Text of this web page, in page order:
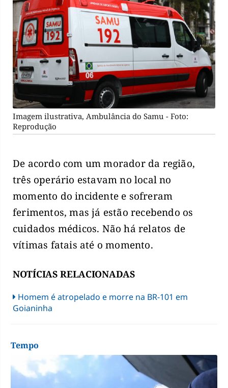
Imagem ilustrativa, Ambulância do Samu - Foto:
Reprodução
De acordo com um morador da região,
três operário estavam no local no
momento do incidente e sofreram
ferimentos, mas já estão recebendo os
cuidados médicos. Não há relatos de
vítimas fatais até o momento.
NOTÍCIAS RELACIONADAS
Homem é atropelado e morre na BR-101 em
Goianinha
Tempo